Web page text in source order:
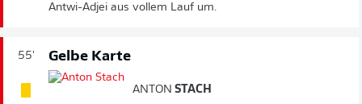
Antwi-Adjei aus vollem Lauf um.
55' Gelbe Karte
ANTON STACH